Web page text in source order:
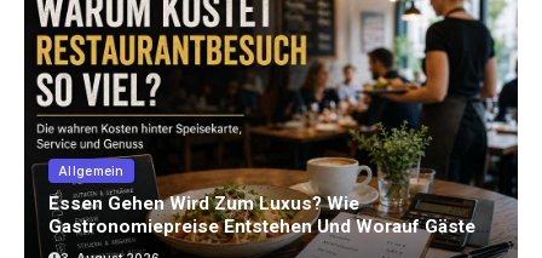
Allgemein
Essen Gehen Wird Zum Luxus? Wie
Gastronomiepreise Entstehen Und Worauf Gäste
Achten Können